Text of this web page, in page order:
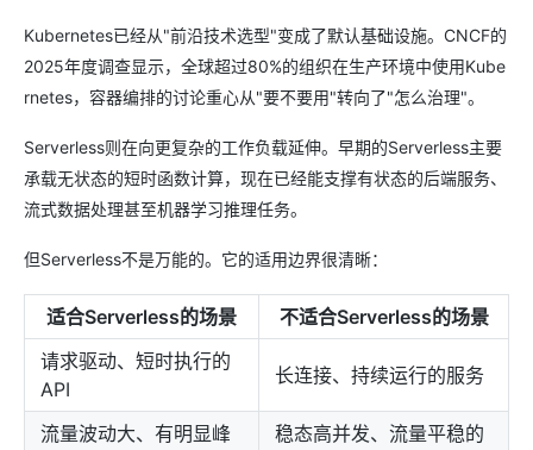
Kubernetes已经从"前沿技术选型"变成了默认基础设施。CNCF的
2025年度调查显示，全球超过80%的组织在生产环境中使用Kube
rnetes，容器编排的讨论重心从"要不要用"转向了"怎么治理"。
Serverless则在向更复杂的工作负载延伸。早期的Serverless主要
承载无状态的短时函数计算，现在已经能支撑有状态的后端服务、
流式数据处理甚至机器学习推理任务。
但Serverless不是万能的。它的适用边界很清晰：
适合Serverless的场景
不适合Serverless的场景
请求驱动、短时执行的
API
长连接、持续运行的服务
流量波动大、有明显峰
稳态高并发、流量平稳的